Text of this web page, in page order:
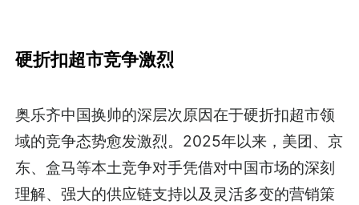
硬折扣超市竞争激烈
奥乐齐中国换帅的深层次原因在于硬折扣超市领
域的竞争态势愈发激烈。2025年以来，美团、京
东、盒马等本土竞争对手凭借对中国市场的深刻
理解、强大的供应链支持以及灵活多变的营销策